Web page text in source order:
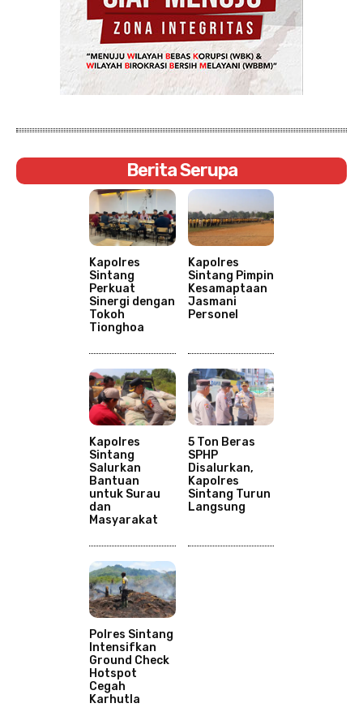
Berita Serupa
Kapolres
Sintang
Perkuat
Sinergi dengan
Tokoh
Tionghoa
Kapolres
Sintang Pimpin
Kesamaptaan
Jasmani
Personel
Kapolres
Sintang
Salurkan
Bantuan
untuk Surau
dan
Masyarakat
5 Ton Beras
SPHP
Disalurkan,
Kapolres
Sintang Turun
Langsung
Polres Sintang
Intensifkan
Ground Check
Hotspot
Cegah
Karhutla